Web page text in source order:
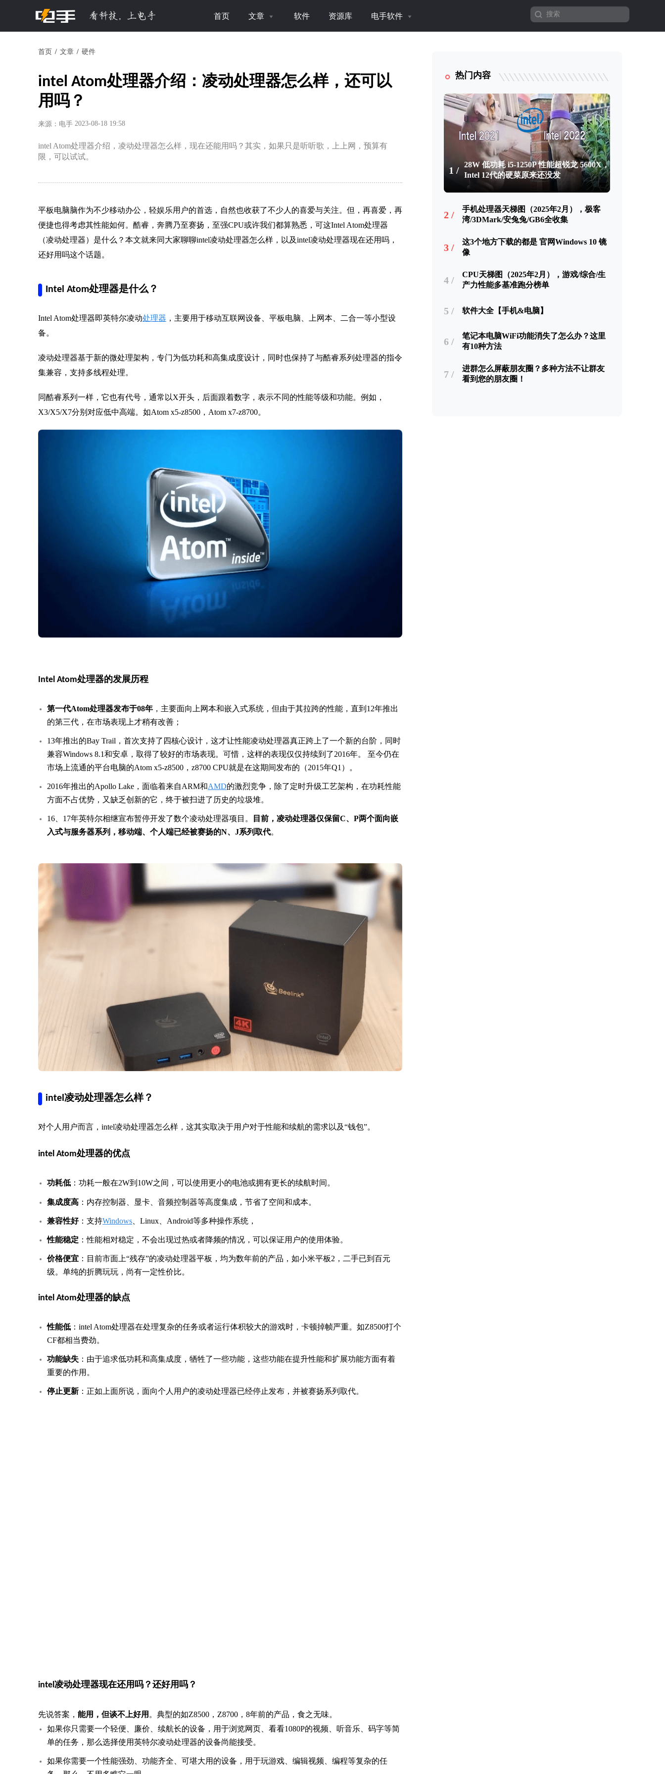
首页 文章 软件 资源库 电手软件
首页 文章 硬件
intel Atom处理器介绍：凌动处理器怎么样，还可以
用吗？
来源：电手 2023-08-18 19:58
intel Atom处理器介绍，凌动处理器怎么样，现在还能用吗？其实，如果只是听听歌，上上网，预算有
限，可以试试。
平板电脑脑作为不少移动办公，轻娱乐用户的首选，自然也收获了不少人的喜爱与关注。但，再喜爱，再
便捷也得考虑其性能如何。酷睿，奔腾乃至赛扬，至强CPU或许我们都算熟悉，可这Intel Atom处理器
（凌动处理器）是什么？本文就来同大家聊聊intel凌动处理器怎么样，以及intel凌动处理器现在还用吗，
还好用吗这个话题。
Intel Atom处理器是什么？
Intel Atom处理器即英特尔凌动处理器 ，主要用于移动互联网设备、平板电脑、上网本、二合一等小型设
备。
凌动处理器基于新的微处理架构，专门为低功耗和高集成度设计，同时也保持了与酷睿系列处理器的指令
集兼容，支持多线程处理。
同酷睿系列一样，它也有代号，通常以X开头，后面跟着数字，表示不同的性能等级和功能。例如，
X3/X5/X7分别对应低中高端。如Atom x5-z8500，Atom x7-z8700。
Intel Atom处理器的发展历程
第一代Atom处理器发布于08年 ，主要面向上网本和嵌入式系统，但由于其拉跨的性能，直到12年推出
的第三代，在市场表现上才稍有改善；
13年推出的Bay Trail，首次支持了四核心设计，这才让性能凌动处理器真正跨上了一个新的台阶，同时
兼容Windows 8.1和安卓，取得了较好的市场表现。可惜，这样的表现仅仅持续到了2016年。 至今仍在
市场上流通的平台电脑的Atom x5-z8500，z8700 CPU就是在这期间发布的（2015年Q1）。
2016年推出的Apollo Lake，面临着来自ARM和AMD的激烈竞争，除了定时升级工艺架构，在功耗性能
方面不占优势，又缺乏创新的它，终于被扫进了历史的垃圾堆。
16、17年英特尔相继宣布暂停开发了数个凌动处理器项目。
目前，凌动处理器仅保留C、P两个面向嵌
入式与服务器系列，移动端、个人端已经被赛扬的N、J系列取代。
intel凌动处理器怎么样？
对个人用户而言，intel凌动处理器怎么样，这其实取决于用户对于性能和续航的需求以及“钱包”。
intel Atom处理器的优点
功耗低 ：功耗一般在2W到10W之间，可以使用更小的电池或拥有更长的续航时间。
集成度高 ：内存控制器、显卡、音频控制器等高度集成，节省了空间和成本。
兼容性好：支持Windows 、Linux、Android等多种操作系统，
性能稳定 ：性能相对稳定，不会出现过热或者降频的情况，可以保证用户的使用体验。
价格便宜 ：目前市面上“残存”的凌动处理器平板，均为数年前的产品，如小米平板2，二手已到百元
级。单纯的折腾玩玩，尚有一定性价比。
intel Atom处理器的缺点
性能低 ：intel Atom处理器在处理复杂的任务或者运行体积较大的游戏时，卡顿掉帧严重。如Z8500打个
CF都相当费劲。
功能缺失 ：由于追求低功耗和高集成度，牺牲了一些功能，这些功能在提升性能和扩展功能方面有着
重要的作用。
停止更新 ：正如上面所说，面向个人用户的凌动处理器已经停止发布，并被赛扬系列取代。
intel凌动处理器现在还用吗？还好用吗？
先说答案， 能用，但谈不上好用 。典型的如Z8500，Z8700，8年前的产品，食之无味。
如果你只需要一个轻便、廉价、续航长的设备，用于浏览网页、看看1080P的视频、听音乐、码字等简
单的任务，那么选择使用英特尔凌动处理器的设备尚能接受。
如果你需要一个性能强劲、功能齐全、可堪大用的设备，用于玩游戏、编辑视频、编程等复杂的任
热门内容
1 /
28W 低功耗 i5-1250P 性能超锐龙 5600X，
Intel 12代的硬菜原来还没发
2 /
手机处理器天梯图（2025年2月），极客
湾/3DMark/安兔兔/GB6全收集
3 /
这3个地方下载的都是 官网Windows 10 镜
像
4 /
CPU天梯图（2025年2月），游戏/综合/生
产力性能多基准跑分榜单
5 / 软件大全【手机&电脑】
6 /
笔记本电脑WiFi功能消失了怎么办？这里
有10种方法
7 /
进群怎么屏蔽朋友圈？多种方法不让群友
看到您的朋友圈！